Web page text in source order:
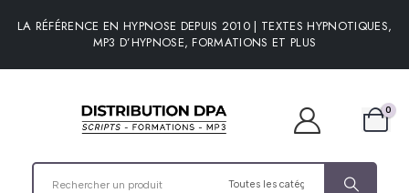
LA RÉFÉRENCE EN HYPNOSE DEPUIS 2010 | TEXTES HYPNOTIQUES,
MP3 D’HYPNOSE, FORMATIONS ET PLUS
0